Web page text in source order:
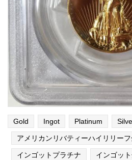
Gold Ingot Platinum
アメリカンリバティーハイリリー
インゴットプラチナ インゴッ